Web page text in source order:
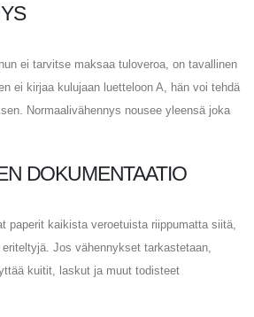
ei tarvitse maksaa tuloveroa, on tavallinen
ei kirjaa kulujaan luetteloon A, hän voi tehdä
Normaalivähennys nousee yleensä joka
DOKUMENTAATIO
paperit kaikista veroetuista riippumatta siitä,
Jos vähennykset tarkastetaan,
kuitit, laskut ja muut todisteet